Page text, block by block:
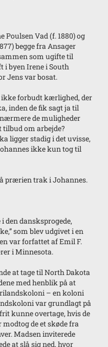
Poulsen Vad (f. 1880) og
begge fra Ansager
som ugifte til
i byen Irene i South
Jens var bosat.
ikke forbudt kærlighed, der
inden de fik sagt ja til
de muligheder
tilbud om arbejde?
ligger stadig i det uvisse,
ikke kun tog til
prærien trak i Johannes.
den dansksprogede,
som blev udgivet i en
var forfattet af Emil F.
i Minnesota.
at tage til North Dakota
med henblik på at
– en koloni
var grundlagt på
kunne overtage, hvis de
de et skøde fra
Madsen inviterede
at slå sig ned, hvor